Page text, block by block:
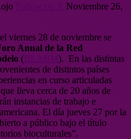
Noviembre 26,
viernes 28 de noviembre se
Anual de la Red
(
). En las distintas
de distintos países
en curso articuladas
lleva cerca de 20 años de
instancias de trabajo e
El día jueves 27 por la
a público bajo el título
bioculturales”.